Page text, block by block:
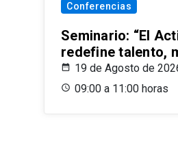
Conferencias
Seminario: “El
redefine talento,
19 de Agosto de
09:00 a 11:00 horas